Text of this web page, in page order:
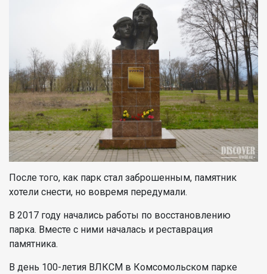
После того, как парк стал заброшенным, памятник
хотели снести, но вовремя передумали.
В 2017 году начались работы по восстановлению
парка. Вместе с ними началась и реставрация
памятника.
В день 100-летия ВЛКСМ в Комсомольском парке